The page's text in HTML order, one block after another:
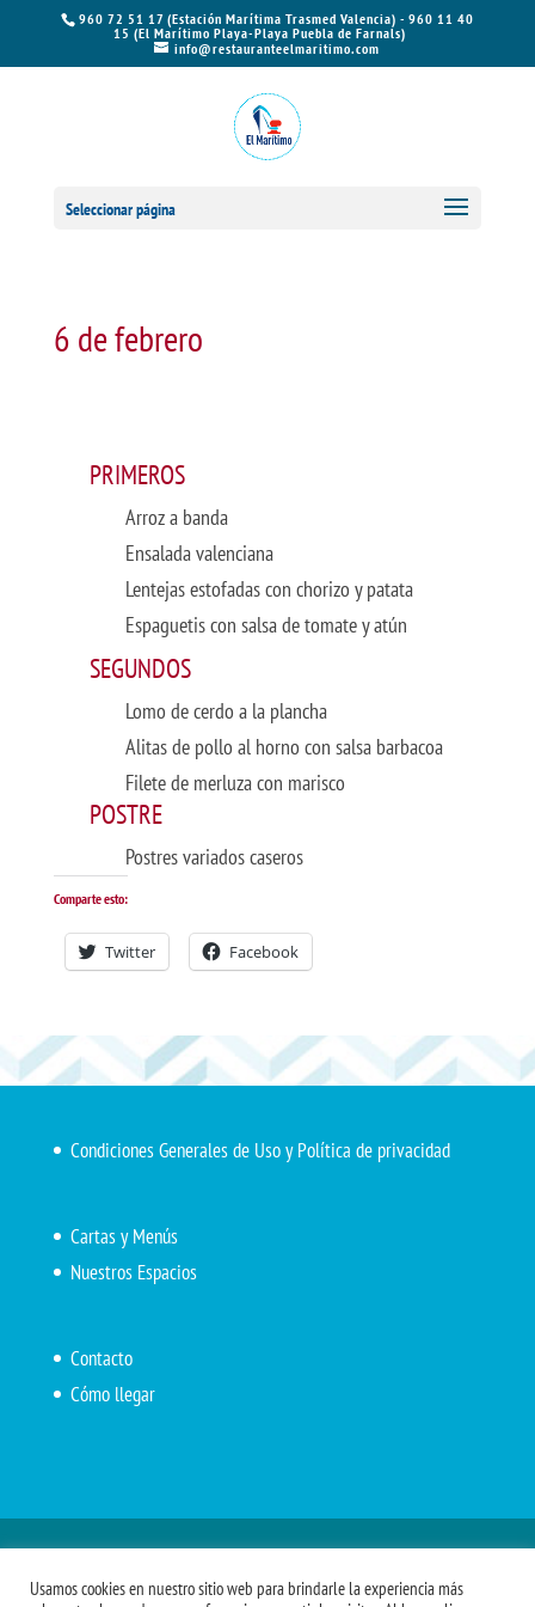
960 72 51 17 (Estación Marítima Trasmed Valencia) - 960 11 40
15 (El Marítimo Playa-Playa Puebla de Farnals)
info@restauranteelmaritimo.com
Seleccionar página
6 de febrero
PRIMEROS
Arroz a banda
Ensalada valenciana
Lentejas estofadas con chorizo y patata
Espaguetis con salsa de tomate y atún
SEGUNDOS
Lomo de cerdo a la plancha
Alitas de pollo al horno con salsa barbacoa
Filete de merluza con marisco
POSTRE
Postres variados caseros
Comparte esto:
Twitter Facebook
Condiciones Generales de Uso y Política de privacidad
Cartas y Menús
Nuestros Espacios
Contacto
Cómo llegar
Menús Grupos 2023 Menú APV Encarga tu almuerzo
Usamos cookies en nuestro sitio web para brindarle la experiencia más